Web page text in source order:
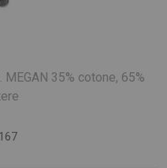
35% cotone, 65%